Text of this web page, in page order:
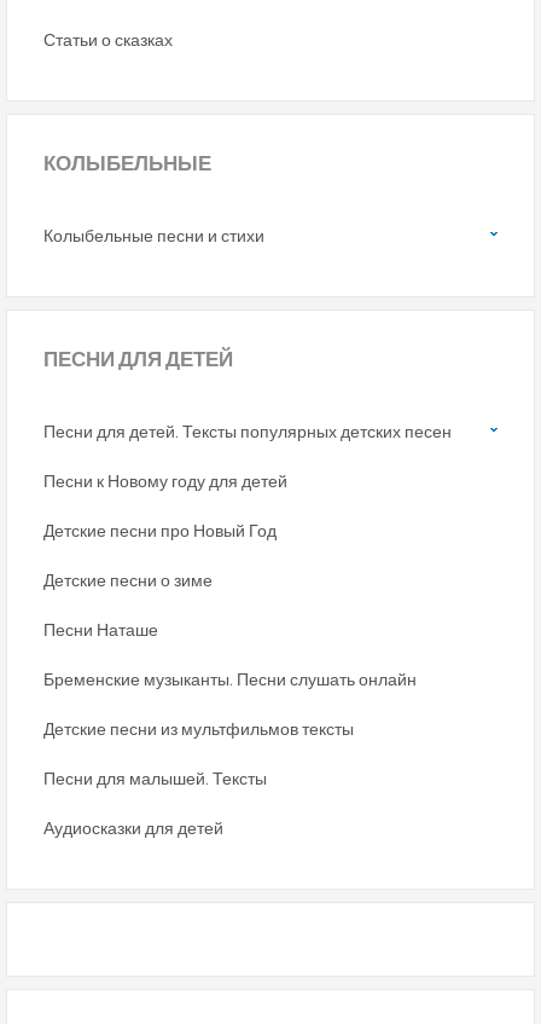
Статьи о сказках
КОЛЫБЕЛЬНЫЕ
Колыбельные песни и стихи
ПЕСНИДЛЯ ДЕТЕЙ
Песни для детей. Тексты популярных детских песен
Песни к Новому году для детей
Детские песни про Новый Год
Детские песни о зиме
Песни Наташе
Бременские музыканты. Песни слушать онлайн
Детские песни из мультфильмов тексты
Песни для малышей. Тексты
Аудиосказки для детей